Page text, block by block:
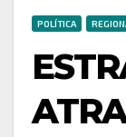
POLÍTICA